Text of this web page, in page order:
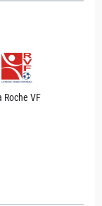
Roche VF